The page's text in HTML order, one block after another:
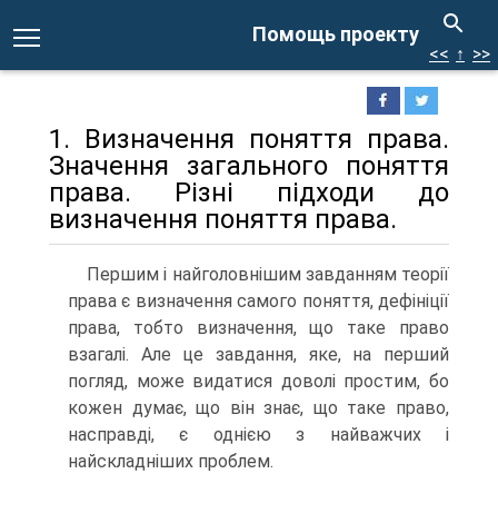
Помощь проекту
<< ↑ >>
1. Визначення поняття права.
Значення загального поняття
права. Різні підходи до
визначення поняття права.
Першим і найголовнішим завданням теорії
права є визначення самого поняття, дефініції
права, тобто визначення, що таке право
взагалі. Але це завдання, яке, на перший
погляд, може видатися доволі простим, бо
кожен думає, що він знає, що таке право,
насправді, є однією з найважчих і
найскладніших проблем.